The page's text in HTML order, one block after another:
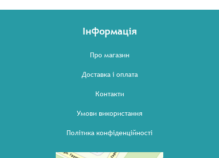
Інформація
Про магазин
Доставка і оплата
Контакти
Умови використання
Політика конфіденційності